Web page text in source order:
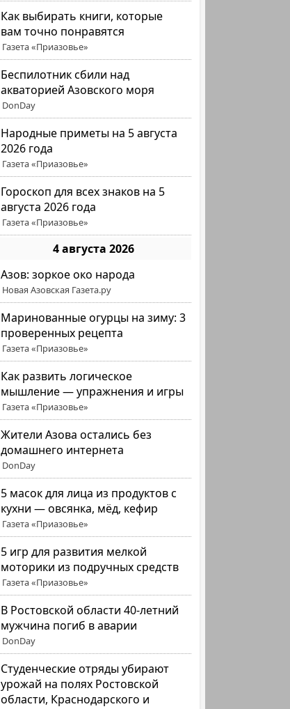
Как выбирать книги, которые
вам точно понравятся
Газета «Приазовье»
Беспилотник сбили над
акваторией Азовского моря
DonDay
Народные приметы на 5 августа
2026 года
Газета «Приазовье»
Гороскоп для всех знаков на 5
августа 2026 года
Газета «Приазовье»
4 августа 2026
Азов: зоркое око народа
Новая Азовская Газета.ру
Маринованные огурцы на зиму: 3
проверенных рецепта
Газета «Приазовье»
Как развить логическое
мышление — упражнения и игры
Газета «Приазовье»
Жители Азова остались без
домашнего интернета
DonDay
5 масок для лица из продуктов с
кухни — овсянка, мёд, кефир
Газета «Приазовье»
5 игр для развития мелкой
моторики из подручных средств
Газета «Приазовье»
В Ростовской области 40-летний
мужчина погиб в аварии
DonDay
Студенческие отряды убирают
урожай на полях Ростовской
области, Краснодарского и